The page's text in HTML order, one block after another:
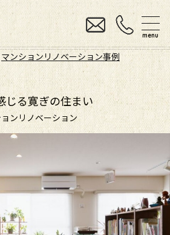
menu
マンションリノベーション事例
じる寛ぎの住まい
ンリノベーション